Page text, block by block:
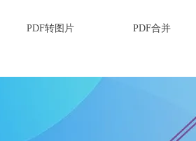
PDF转图片 PDF合并